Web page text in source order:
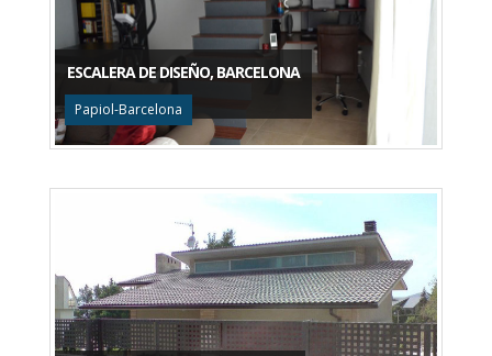
ESCALERA DE DISEÑO, BARCELONA
Papiol-Barcelona